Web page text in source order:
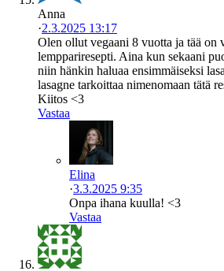
Anna
·2.3.2025 13:17
Olen ollut vegaani 8 vuotta ja tää on
lemppariresepti. Aina kun sekaani
niin hänkin haluaa ensimmäiseksi
lasagne tarkoittaa nimenomaan tätä
Kiitos <3
Vastaa
Elina
·3.3.2025 9:35
Onpa ihana kuulla! <3
Vastaa